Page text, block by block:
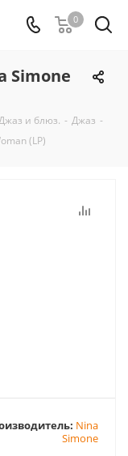
0
Simone
и блюз. - Джаз -
(LP)
Nina
Simone